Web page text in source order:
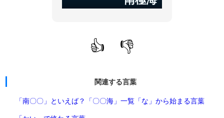
👍 👎
関連する言葉
「南〇〇」といえば？ 「〇〇海」一覧 「な」から始まる言葉